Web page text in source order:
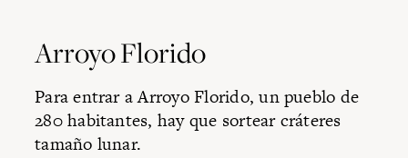
Arroyo Florido
Para entrar a Arroyo Florido, un pueblo de
280 habitantes, hay que sortear cráteres
tamaño lunar.